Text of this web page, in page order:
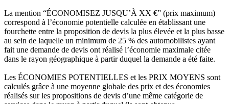
La mention “ÉCONOMISEZ JUSQU’À XX €” (prix maximum)
correspond à l’économie potentielle calculée en établissant une
fourchette entre la proposition de devis la plus élevée et la plus basse
au sein de laquelle un minimum de 25 % des automobilistes ayant
fait une demande de devis ont réalisé l’économie maximale citée
dans le rayon géographique à partir duquel la demande a été faite.
Les ÉCONOMIES POTENTIELLES et les PRIX MOYENS sont
calculés grâce à une moyenne globale des prix et des économies
réalisés sur les propositions de devis d’une même catégorie de